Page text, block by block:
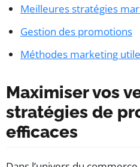
Meilleures stratégies
Gestion des promotions
Méthodes marketing
Maximiser vos
stratégies de
efficaces